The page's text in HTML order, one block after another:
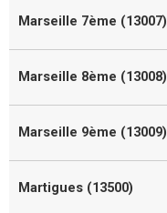
Marseille 7ème (13007)
Marseille 8ème (13008)
Marseille 9ème (13009)
Martigues (13500)